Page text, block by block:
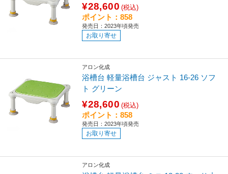
¥28,600 (税込)
ポイント：858
発売日：2023年頃発売
お取り寄せ
アロン化成
浴槽台 軽量浴槽台 ジャスト 16-26 ソフ
ト グリーン
¥28,600 (税込)
ポイント：858
発売日：2023年頃発売
お取り寄せ
アロン化成